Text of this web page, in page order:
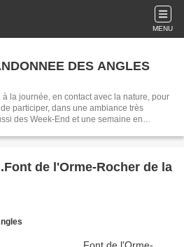
MENU
DES ANGLES
la journée, en contact avec la nature, pour
participer, dans une ambiance très
des Week-End et une semaine en
de l'Orme-Rocher de la